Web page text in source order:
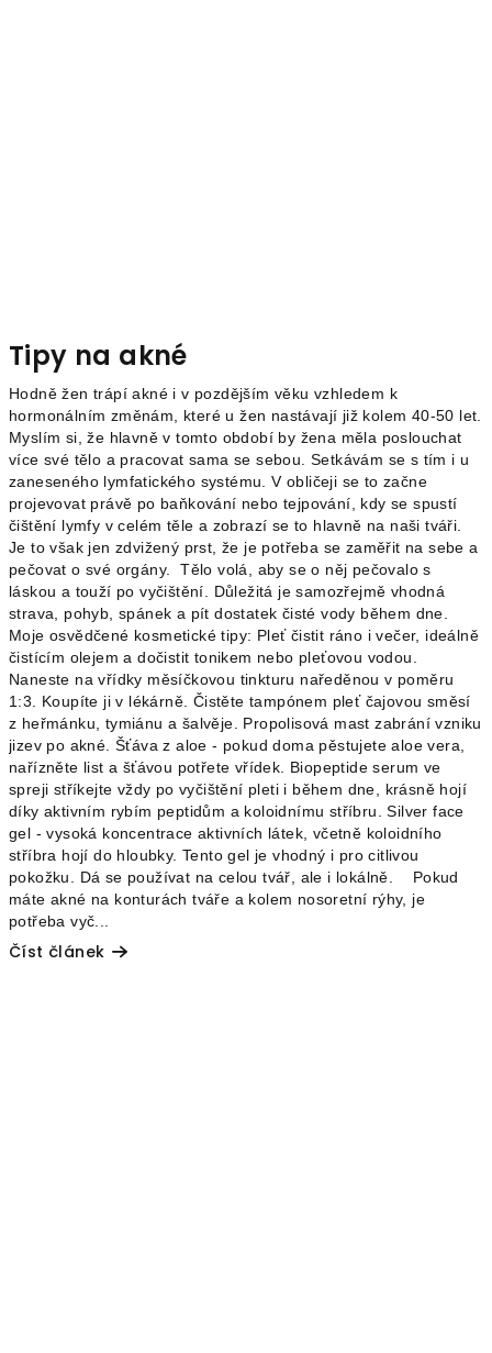
Tipy na akné
Hodně žen trápí akné i v pozdějším věku vzhledem k
hormonálním změnám, které u žen nastávají již kolem 40-50 let.
Myslím si, že hlavně v tomto období by žena měla poslouchat
více své tělo a pracovat sama se sebou. Setkávám se s tím i u
zaneseného lymfatického systému. V obličeji se to začne
projevovat právě po baňkování nebo tejpování, kdy se spustí
čištění lymfy v celém těle a zobrazí se to hlavně na naši tváři.
Je to však jen zdvižený prst, že je potřeba se zaměřit na sebe a
pečovat o své orgány. Tělo volá, aby se o něj pečovalo s
láskou a touží po vyčištění. Důležitá je samozřejmě vhodná
strava, pohyb, spánek a pít dostatek čisté vody během dne.
Moje osvědčené kosmetické tipy: Pleť čistit ráno i večer, ideálně
čistícím olejem a dočistit tonikem nebo pleťovou vodou.
Naneste na vřídky měsíčkovou tinkturu naředěnou v poměru
1:3. Koupíte ji v lékárně. Čistěte tampónem pleť čajovou směsí
z heřmánku, tymiánu a šalvěje. Propolisová mast zabrání vzniku
jizev po akné. Šťáva z aloe - pokud doma pěstujete aloe vera,
nařízněte list a šťávou potřete vřídek. Biopeptide serum ve
spreji stříkejte vždy po vyčištění pleti i během dne, krásně hojí
díky aktivním rybím peptidům a koloidnímu stříbru. Silver face
gel - vysoká koncentrace aktivních látek, včetně koloidního
stříbra hojí do hloubky. Tento gel je vhodný i pro citlivou
pokožku. Dá se používat na celou tvář, ale i lokálně. Pokud
máte akné na konturách tváře a kolem nosoretní rýhy, je
potřeba vyč...
Číst článek